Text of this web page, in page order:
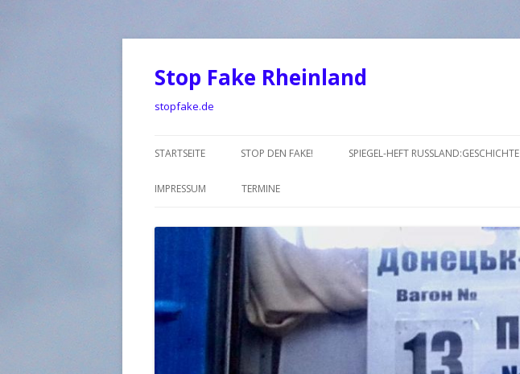
Stop Fake Rheinland
stopfake.de
STARTSEITE STOP DEN FAKE! SPIEGEL-HEFT RUSSLAND:GESCHICHTE
IMPRESSUM TERMINE